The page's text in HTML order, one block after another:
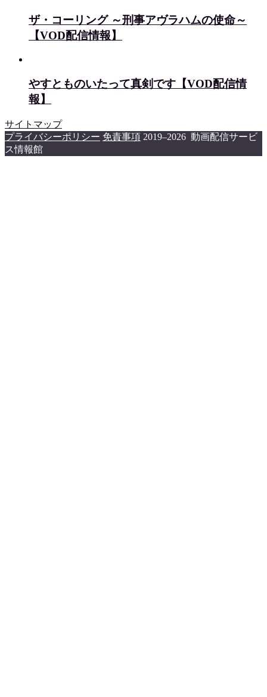
ザ・コーリング ～刑事アヴラハムの使命～
【VOD配信情報】
やすとものいたって真剣です【VOD配信情
報】
サイトマップ
プライバシーポリシー 免責事項 2019–2026 動画配信サービ
ス情報館